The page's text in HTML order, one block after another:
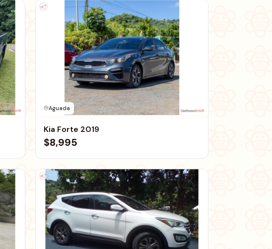
Aguada
Kia Forte 2019
$8,995